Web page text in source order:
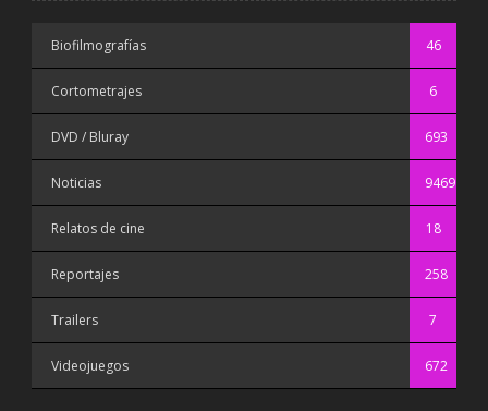
Biofilmografías 46
Cortometrajes 6
DVD / Bluray 693
Noticias 9469
Relatos de cine 18
Reportajes 258
Trailers 7
Videojuegos 672